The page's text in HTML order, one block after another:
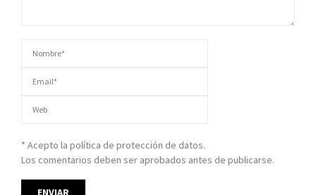
* Acepto la política de protección de datos.
Los comentarios deben ser aprobados antes de publicarse.